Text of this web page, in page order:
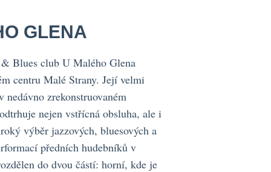
GLENA
& Blues club U Malého Glena
centru Malé Strany. Její velmi
zrekonstruovaném
nejen vstřícná obsluha, ale i
výběr jazzových, bluesových a
předních hudebníků v
do dvou částí: horní, kde je